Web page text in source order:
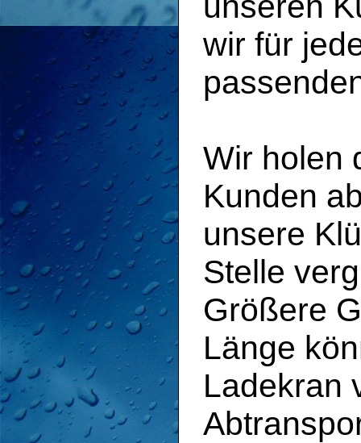
wir für
Wir holen
Kunden
unsere
Stelle
Größere
Länge
Ladekran